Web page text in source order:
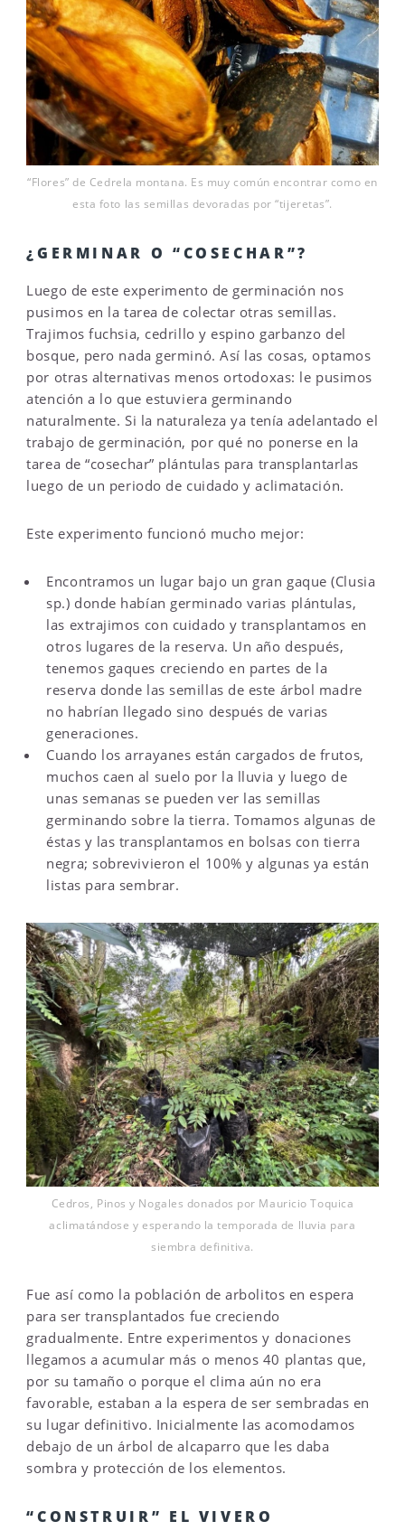
“Flores” de Cedrela montana. Es muy común encontrar como en
esta foto las semillas devoradas por “tijeretas”.
¿GERMINAR O “COSECHAR”?
Luego de este experimento de germinación nos
pusimos en la tarea de colectar otras semillas.
Trajimos fuchsia, cedrillo y espino garbanzo del
bosque, pero nada germinó. Así las cosas, optamos
por otras alternativas menos ortodoxas: le pusimos
atención a lo que estuviera germinando
naturalmente. Si la naturaleza ya tenía adelantado el
trabajo de germinación, por qué no ponerse en la
tarea de “cosechar” plántulas para transplantarlas
luego de un periodo de cuidado y aclimatación.
Este experimento funcionó mucho mejor:
Encontramos un lugar bajo un gran gaque (Clusia
sp.) donde habían germinado varias plántulas,
las extrajimos con cuidado y transplantamos en
otros lugares de la reserva. Un año después,
tenemos gaques creciendo en partes de la
reserva donde las semillas de este árbol madre
no habrían llegado sino después de varias
generaciones.
Cuando los arrayanes están cargados de frutos,
muchos caen al suelo por la lluvia y luego de
unas semanas se pueden ver las semillas
germinando sobre la tierra. Tomamos algunas de
éstas y las transplantamos en bolsas con tierra
negra; sobrevivieron el 100% y algunas ya están
listas para sembrar.
Cedros, Pinos y Nogales donados por Mauricio Toquica
aclimatándose y esperando la temporada de lluvia para
siembra definitiva.
Fue así como la población de arbolitos en espera
para ser transplantados fue creciendo
gradualmente. Entre experimentos y donaciones
llegamos a acumular más o menos 40 plantas que,
por su tamaño o porque el clima aún no era
favorable, estaban a la espera de ser sembradas en
su lugar definitivo. Inicialmente las acomodamos
debajo de un árbol de alcaparro que les daba
sombra y protección de los elementos.
“CONSTRUIR” EL VIVERO